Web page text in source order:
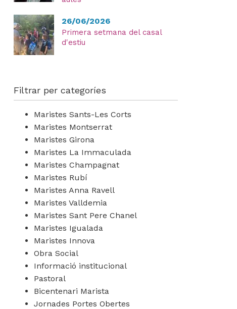
26/06/2026
Primera setmana del casal
d'estiu
Filtrar per categoríes
Maristes Sants-Les Corts
Maristes Montserrat
Maristes Girona
Maristes La Immaculada
Maristes Champagnat
Maristes Rubí
Maristes Anna Ravell
Maristes Valldemia
Maristes Sant Pere Chanel
Maristes Igualada
Maristes Innova
Obra Social
Informació institucional
Pastoral
Bicentenari Marista
Jornades Portes Obertes